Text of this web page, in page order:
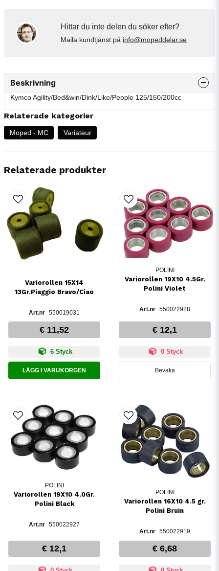
Hittar du inte delen du söker efter?
Maila kundtjänst på info@mopeddelar.se
Beskrivning
Kymco Agility/Bed&win/Dink/Like/People 125/150/200cc
Relaterade kategorier
Moped - MC Variateur
Relaterade produkter
Variorollen 15X14
13Gr.Piaggio Bravo/Ciao
550019031
€ 11,52
6 Styck
LÄGG I VARUKORGEN
POLINI
Variorollen 19X10 4.5Gr.
Polini Violet
550022928
€ 12,1
0 Styck
Bevaka
POLINI
Variorollen 19X10 4.0Gr.
Polini Black
550022927
€ 12,1
POLINI
Variorollen 16X10 4.5 gr.
Polini Bruin
550022919
€ 6,68